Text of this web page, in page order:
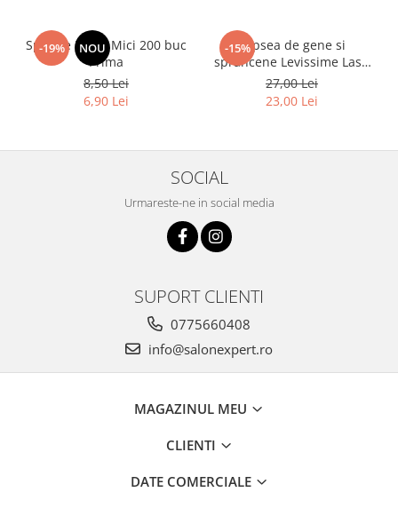
-19% NOU
Spatule Lemn Mici 200 buc
Prima
8,50 Lei
6,90 Lei
-15%Vopsea de gene si
sprancene Levissime Lash
Color 7-7 Maro Deschis
15ml
27,00 Lei
23,00 Lei
SOCIAL
Urmareste-ne in social media
SUPORT CLIENTI
0775660408
info@salonexpert.ro
MAGAZINUL MEU
CLIENTI
DATE COMERCIALE